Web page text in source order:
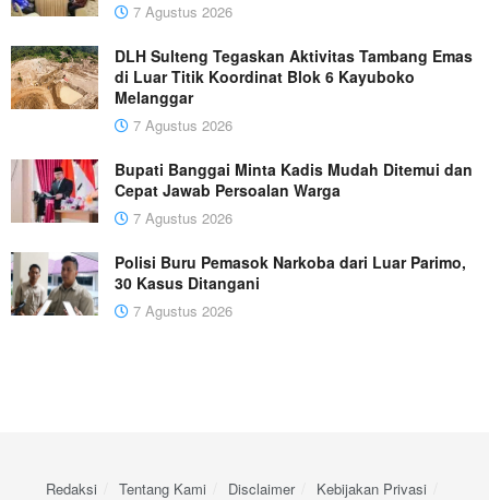
7 Agustus 2026
DLH Sulteng Tegaskan Aktivitas Tambang Emas
di Luar Titik Koordinat Blok 6 Kayuboko
Melanggar
7 Agustus 2026
Bupati Banggai Minta Kadis Mudah Ditemui dan
Cepat Jawab Persoalan Warga
7 Agustus 2026
Polisi Buru Pemasok Narkoba dari Luar Parimo,
30 Kasus Ditangani
7 Agustus 2026
Redaksi Tentang Kami Disclaimer Kebijakan Privasi